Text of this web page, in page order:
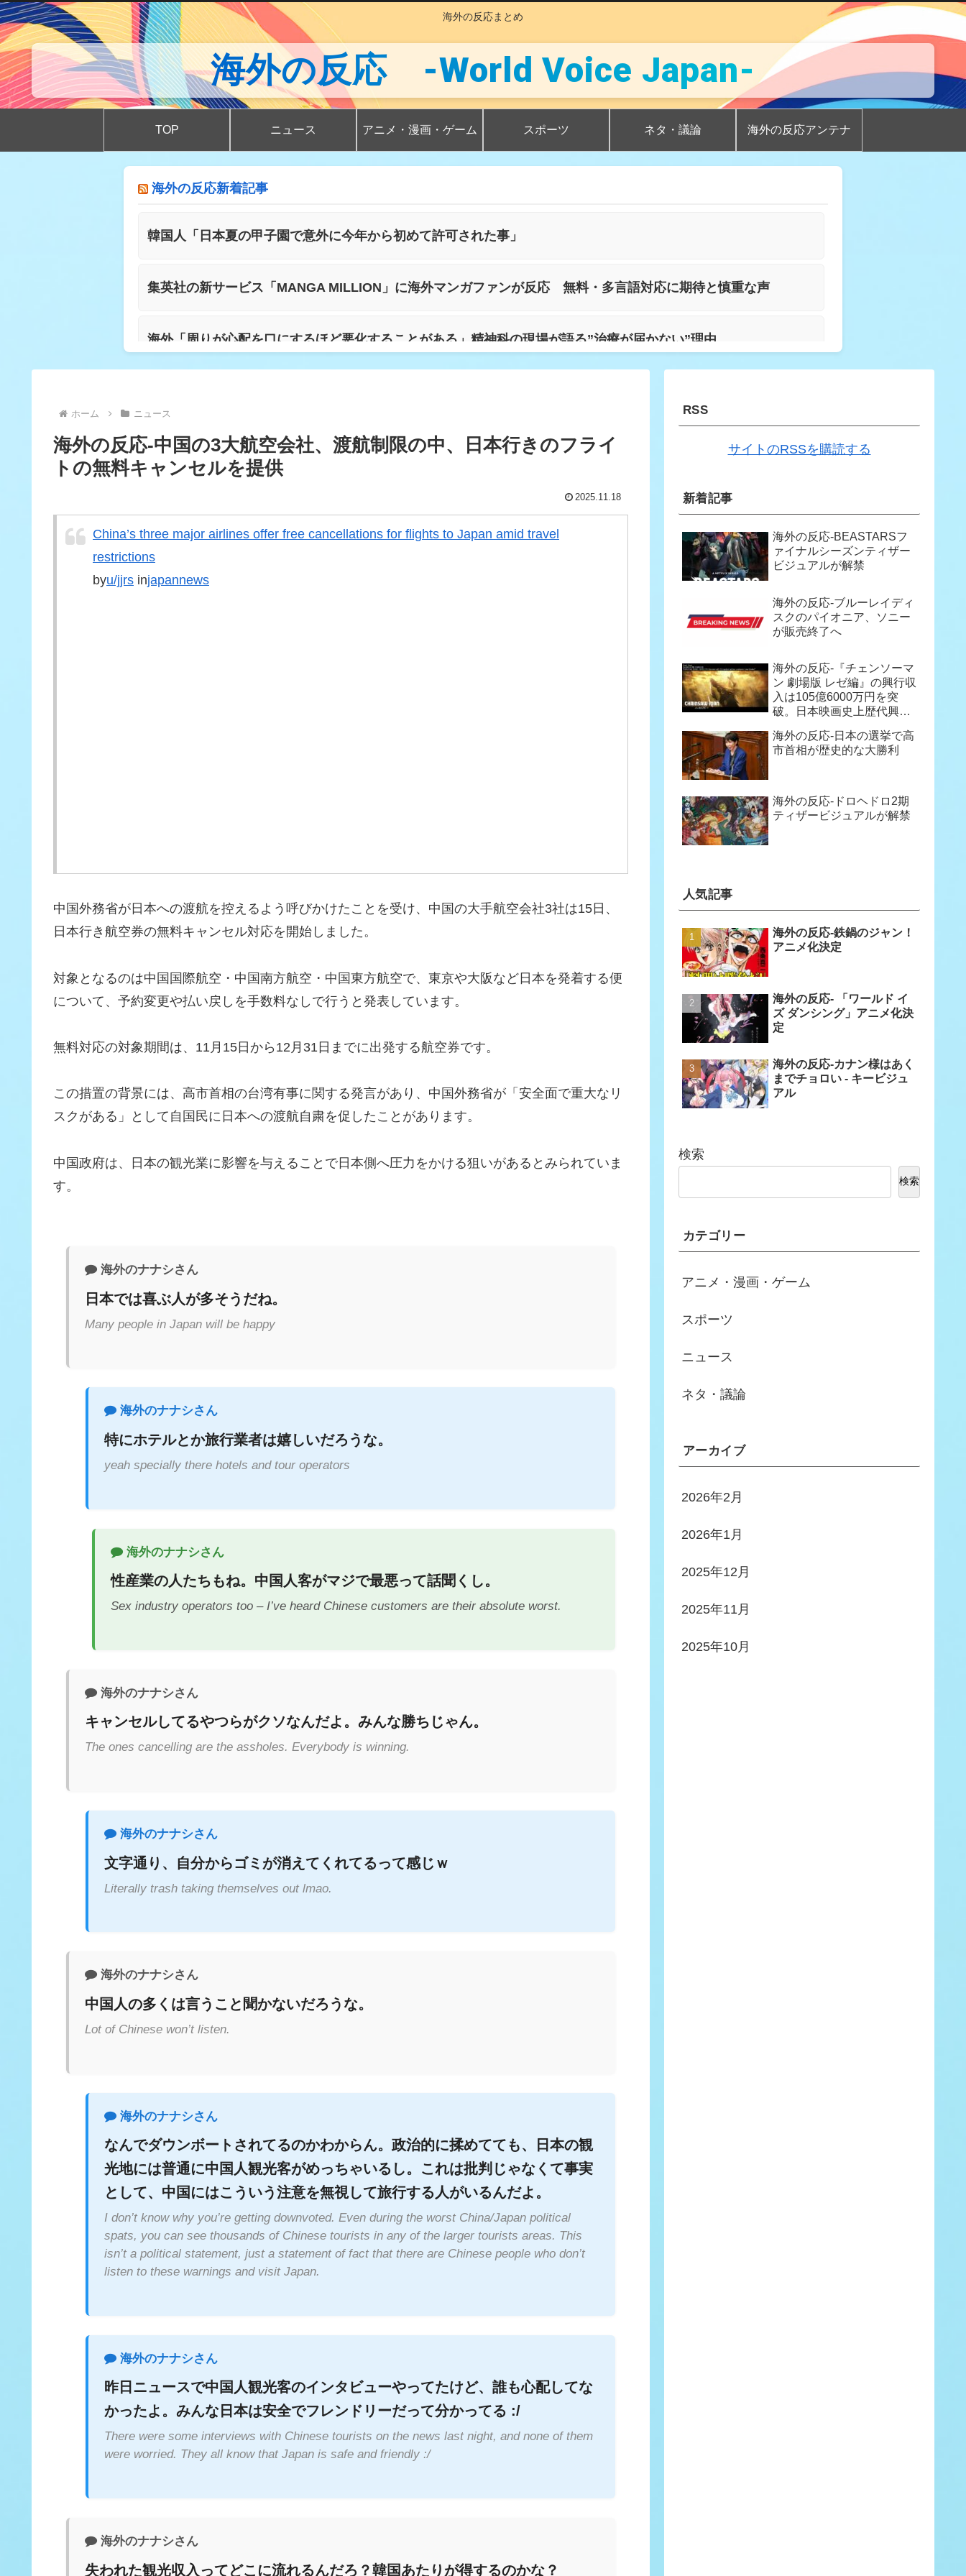
海外の反応まとめ
海外の反応 -World Voice Japan-
TOP ニュース アニメ・漫画・ゲーム スポーツ ネタ・議論 海外の反応アンテナ
海外の反応新着記事
韓国人「日本夏の甲子園で意外に今年から初めて許可された事」
集英社の新サービス「MANGA MILLION」に海外マンガファンが反応 無料・多言語対応に期待と慎重な声
海外「周りが心配を口にするほど悪化することがある」精神科の現場が語る”治療が届かない”理由…
韓国人「上半期輸出が初めて日本を上回った…AI半導体が牽引で今年も4位狙える」
「最高のリーグだが、最も有害」イングランド2部が巨額支出で世界7位に！特定の選手の売却に依存する状況に懸
念の声も【海外の反応】
韓国人「韓国人が日本旅行で一番美味しいと感じた日本料理がこちらです‥」→「極上の旨味が詰まっていた」
韓国人「日本の村上宗隆、100マイルのシンカーを逆方向に・・・2戦連発の26号ソロホームラン」→「羨ましすぎ
韓国人「開票終了まで気が気じゃない…平沢乙は3つ巴の激戦、釜山北区甲ではハ・ジョンウとハン・ドンフンが互
【ディナーの途中で謎の一杯】海外「これ絶対ただ酔わせてるだけ」→タイタニック最後の晩餐にも
ホーム ニュース
海外の反応-中国の3大航空会社、渡航制限の中、日本行きのフライ
トの無料キャンセルを提供
2025.11.18
China’s three major airlines offer free cancellations for flights to Japan amid travel
restrictions
byu/jjrs injapannews
中国外務省が日本への渡航を控えるよう呼びかけたことを受け、中国の大手航空会社3社は15日、
日本行き航空券の無料キャンセル対応を開始しました。
対象となるのは中国国際航空・中国南方航空・中国東方航空で、東京や大阪など日本を発着する便
について、予約変更や払い戻しを手数料なしで行うと発表しています。
無料対応の対象期間は、11月15日から12月31日までに出発する航空券です。
この措置の背景には、高市首相の台湾有事に関する発言があり、中国外務省が「安全面で重大なリ
スクがある」として自国民に日本への渡航自粛を促したことがあります。
中国政府は、日本の観光業に影響を与えることで日本側へ圧力をかける狙いがあるとみられていま
す。
海外のナナシさん
日本では喜ぶ人が多そうだね。
Many people in Japan will be happy
海外のナナシさん
特にホテルとか旅行業者は嬉しいだろうな。
yeah specially there hotels and tour operators
海外のナナシさん
性産業の人たちもね。中国人客がマジで最悪って話聞くし。
Sex industry operators too – I’ve heard Chinese customers are their absolute worst.
海外のナナシさん
キャンセルしてるやつらがクソなんだよ。みんな勝ちじゃん。
The ones cancelling are the assholes. Everybody is winning.
海外のナナシさん
文字通り、自分からゴミが消えてくれてるって感じｗ
Literally trash taking themselves out lmao.
海外のナナシさん
中国人の多くは言うこと聞かないだろうな。
Lot of Chinese won’t listen.
海外のナナシさん
なんでダウンボートされてるのかわからん。政治的に揉めてても、日本の観
光地には普通に中国人観光客がめっちゃいるし。これは批判じゃなくて事実
として、中国にはこういう注意を無視して旅行する人がいるんだよ。
I don’t know why you’re getting downvoted. Even during the worst China/Japan political
spats, you can see thousands of Chinese tourists in any of the larger tourists areas. This
isn’t a political statement, just a statement of fact that there are Chinese people who don’t
listen to these warnings and visit Japan.
海外のナナシさん
昨日ニュースで中国人観光客のインタビューやってたけど、誰も心配してな
かったよ。みんな日本は安全でフレンドリーだって分かってる :/
There were some interviews with Chinese tourists on the news last night, and none of them
were worried. They all know that Japan is safe and friendly :/
海外のナナシさん
失われた観光収入ってどこに流れるんだろ？韓国あたりが得するのかな？
RSS
サイトのRSSを購読する
新着記事
海外の反応-BEASTARSフ
ァイナルシーズンティザー
ビジュアルが解禁
海外の反応-ブルーレイディ
スクのパイオニア、ソニー
が販売終了へ
海外の反応-『チェンソーマ
ン 劇場版 レゼ編』の興行収
入は105億6000万円を突
破。日本映画史上歴代興行
海外の反応-日本の選挙で高
市首相が歴史的な大勝利
海外の反応-ドロヘドロ2期
ティザービジュアルが解禁
人気記事
海外の反応-鉄鍋のジャン！
アニメ化決定
海外の反応- 「ワールド イ
ズ ダンシング」アニメ化決
定
海外の反応-カナン様はあく
までチョロい - キービジュ
アル
検索
検索
カテゴリー
アニメ・漫画・ゲーム
スポーツ
ニュース
ネタ・議論
アーカイブ
2026年2月
2026年1月
2025年12月
2025年11月
2025年10月